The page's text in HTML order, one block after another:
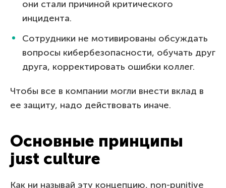
они стали причиной критического
инцидента.
Сотрудники не мотивированы обсуждать
вопросы кибербезопасности, обучать друг
друга, корректировать ошибки коллег.
Чтобы все в компании могли внести вклад в
ее защиту, надо действовать иначе.
Основные принципы
just culture
Как ни называй эту концепцию, non-punitive